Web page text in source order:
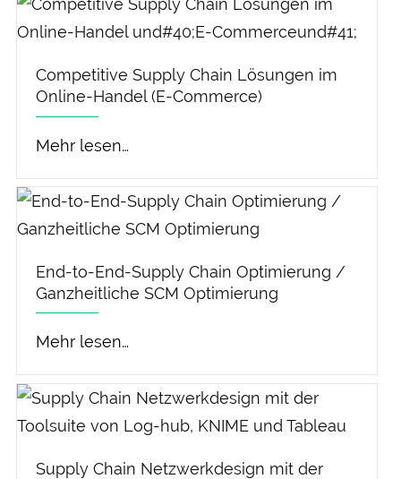
Competitive Supply Chain Lösungen im
Online-Handel (E-Commerce)
Mehr lesen…
End-to-End-Supply Chain Optimierung /
Ganzheitliche SCM Optimierung
Mehr lesen…
Supply Chain Netzwerkdesign mit der